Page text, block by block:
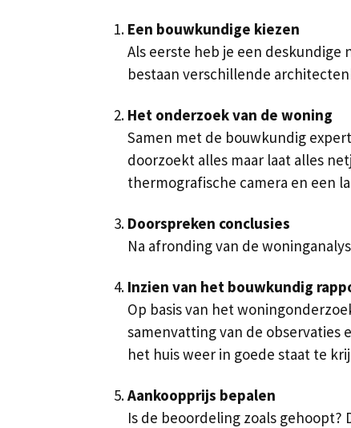
Een bouwkundige kiezen
Als eerste heb je een
bestaan verschillende
Het onderzoek van de woning
Samen met de bouwkundig
doorzoekt alles maar laat alles
thermografische camera en een
Doorspreken conclusies
Na afronding van de
Inzien van het bouwkundig
Op basis van het
samenvatting van de observaties
het huis weer in goede staat te
Aankoopprijs bepalen
Is de beoordeling zoals